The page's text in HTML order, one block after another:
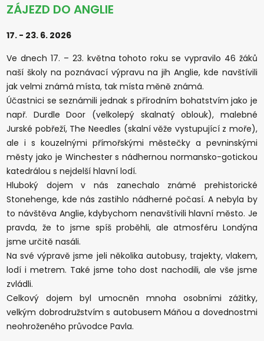
ZÁJEZD DO ANGLIE
17. - 23. 6. 2026
Ve dnech 17. – 23. května tohoto roku se vypravilo 46 žáků
naší školy na poznávací výpravu na jih Anglie, kde navštívili
jak velmi známá místa, tak místa měně známá.
Účastnici se seznámili jednak s přírodním bohatstvím jako je
např. Durdle Door (velkolepý skalnatý oblouk), malebné
Jurské pobřeží, The Needles (skalní věže vystupující z moře),
ale i s kouzelnými přímořskými městečky a pevninskými
městy jako je Winchester s nádhernou normansko-gotickou
katedrálou s nejdelší hlavní lodí.
Hluboký dojem v nás zanechalo známé prehistorické
Stonehenge, kde nás zastihlo nádherné počasí. A nebyla by
to návštěva Anglie, kdybychom nenavštívili hlavní město. Je
pravda, že to jsme spíš proběhli, ale atmosféru Londýna
jsme určitě nasáli.
Na své výpravě jsme jeli několika autobusy, trajekty, vlakem,
lodí i metrem. Také jsme toho dost nachodili, ale vše jsme
zvládli.
Celkový dojem byl umocněn mnoha osobními zážitky,
velkým dobrodružstvím s autobusem Máňou a dovednostmi
neohroženého průvodce Pavla.